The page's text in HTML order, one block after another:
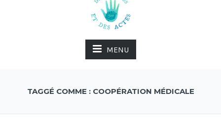
MENU
TAGGÉ COMME : COOPÉRATION MÉDICALE